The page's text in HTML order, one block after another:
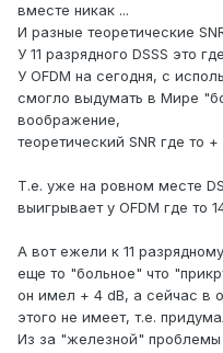
вместе никак ...
И разные теоретические
У 11 разрядного DSSS это
У OFDM на сегодня, с
смогло выдумать в Мире
воображение,
теоретический SNR где то +
Т.е. уже на ровном месте
выигрывает у OFDM где то
А вот ежели к 11
еще то "больное" что
он имел + 4 dB, а сейчас в
этого не имеет, т.е.
Из за "железной" проблемы